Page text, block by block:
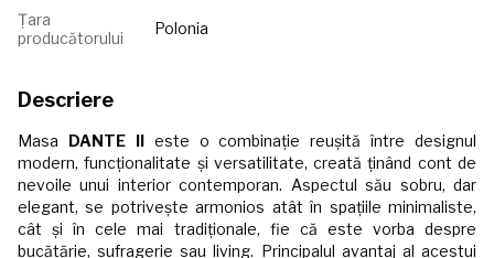
Țara
producătorului
Polonia
Descriere
Masa DANTE IIeste o combinație reușită între designul
modern, funcționalitate și versatilitate, creată ținând cont de
nevoile unui interior contemporan. Aspectul său sobru, dar
elegant, se potrivește armonios atât în spațiile minimaliste,
cât și în cele mai tradiționale, fie că este vorba despre
bucătărie, sufragerie sau living. Principalul avantaj al acestui